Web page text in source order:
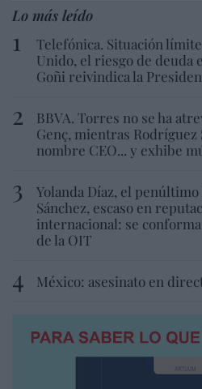
Lo más leído
Telefónica. Situación
Unido, el riesgo de deuda
Goñi reivindica la
BBVA. Torres no se ha
Genç, mientras Rodríguez
nombre CEO... y exhibe
Yolanda Díaz, el
Sánchez, escaso en
internacional: se
de la OIT
México: asesinato en